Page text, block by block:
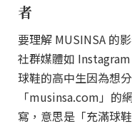
者
要理解 MUSINSA 的
社群媒體如
球鞋的高中生因為想
「musinsa.com」的
寫，意思是「充滿球